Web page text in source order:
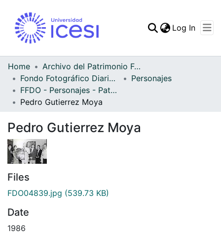
Statistics
Log In
Home
Archivo del Patrimonio Fotográfico y Fílmico del Valle del Cauca
Fondo Fotográfico Diario Occidente
Personajes
FFDO - Personajes - Patrimonial
Pedro Gutierrez Moya
Pedro Gutierrez Moya
Files
FDO04839.jpg (539.73 KB)
Date
1986